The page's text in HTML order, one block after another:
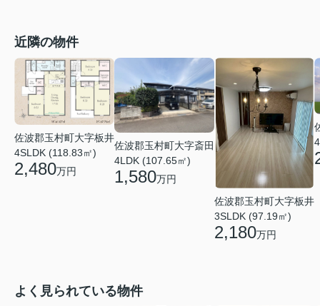
近隣の物件
佐波郡玉村町大字板井
4SLDK (118.83㎡)
2,480万円
佐波郡玉村町大字斎田
4LDK (107.65㎡)
1,580万円
佐波郡玉村町大字板井
3SLDK (97.19㎡)
2,180万円
よく見られている物件